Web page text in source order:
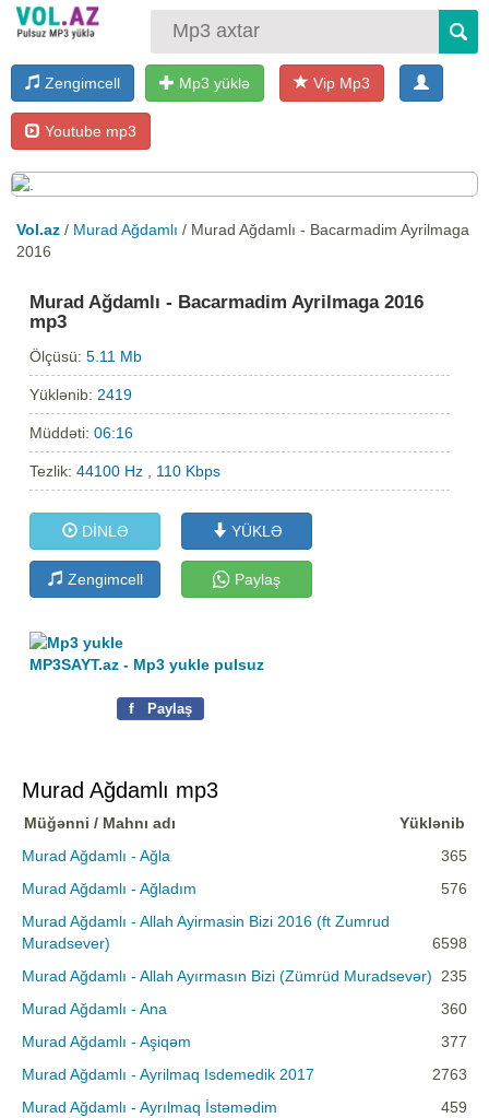
Zengimcell Mp3 yüklə Vip Mp3
Youtube mp3
Vol.az / Murad Ağdamlı / Murad Ağdamlı - Bacarmadim Ayrilmaga
2016
Murad Ağdamlı - Bacarmadim Ayrilmaga 2016
mp3
Ölçüsü:5.11 Mb
Yüklənib: 2419
Müddəti:06:16
Tezlik:44100 Hz , 110 Kbps
DİNLƏ YÜKLƏ
Zengimcell Paylaş
MP3SAYT.az - Mp3 yukle pulsuz
f Paylaş
Murad Ağdamlı mp3
Müğənni / Mahnı adı
Yüklənib
Murad Ağdamlı - Ağla
365
Murad Ağdamlı - Ağladım
576
Murad Ağdamlı - Allah Ayirmasin Bizi 2016 (ft Zumrud
Muradsever)
6598
Murad Ağdamlı - Allah Ayırmasın Bizi (Zümrüd Muradsevər)
235
Murad Ağdamlı - Ana
360
Murad Ağdamlı - Aşiqəm
377
Murad Ağdamlı - Ayrilmaq Isdemedik 2017
2763
Murad Ağdamlı - Ayrılmaq İstəmədim
459